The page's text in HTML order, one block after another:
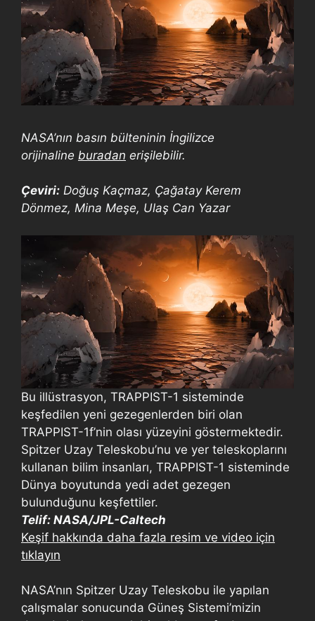
NASA’nın basın bülteninin İngilizce
orijinaline buradan erişilebilir.
Çeviri: Doğuş Kaçmaz, Çağatay Kerem
Dönmez, Mina Meşe, Ulaş Can Yazar
Bu illüstrasyon, TRAPPIST-1 sisteminde
keşfedilen yeni gezegenlerden biri olan
TRAPPIST-1f’nin olası yüzeyini göstermektedir.
Spitzer Uzay Teleskobu’nu ve yer teleskoplarını
kullanan bilim insanları, TRAPPIST-1 sisteminde
Dünya boyutunda yedi adet gezegen
bulunduğunu keşfettiler.
Telif: NASA/JPL-Caltech
Keşif hakkında daha fazla resim ve video için
tıklayın
NASA’nın Spitzer Uzay Teleskobu ile yapılan
çalışmalar sonucunda Güneş Sistemi’mizin